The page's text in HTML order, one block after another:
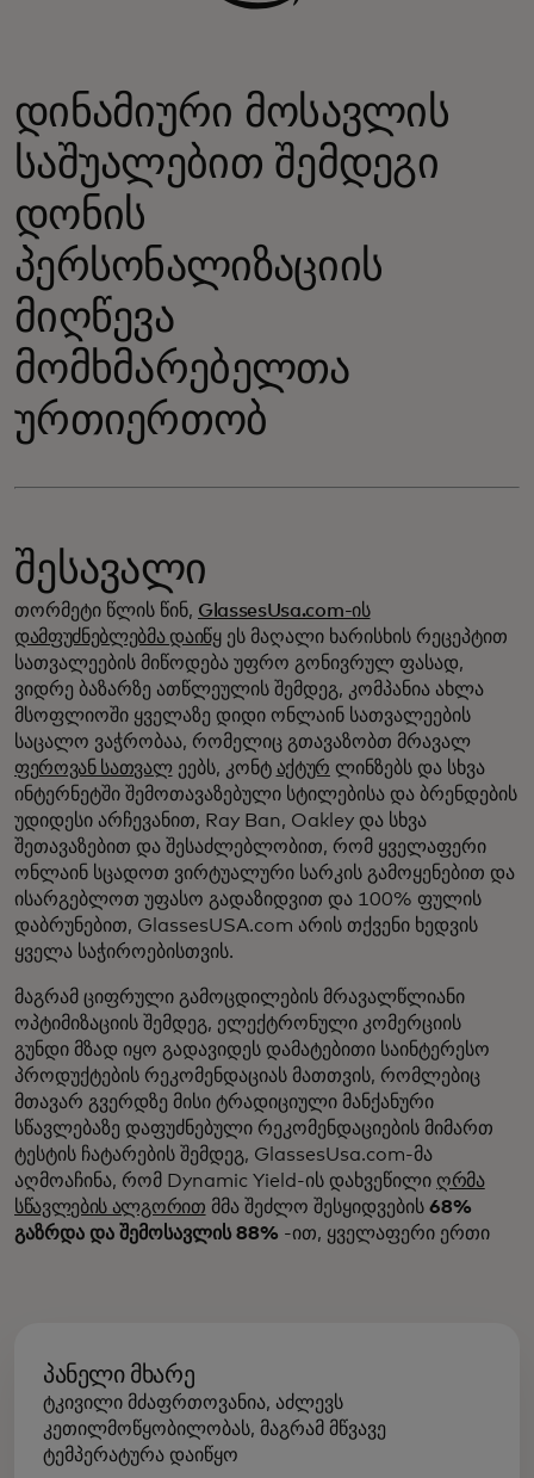
დინამიური მოსავლის
საშუალებით შემდეგი
დონის
პერსონალიზაციის
მიღწევა
მომხმარებელთა
ურთიერთობ
შესავალი
თორმეტი წლის წინ, GlassesUsa.com-ის
დამფუძნებლებმა დაიწყეს მაღალი ხარისხის რეცეპტით
სათვალეების მიწოდება უფრო გონივრულ ფასად,
ვიდრე ბაზარზე ათწლეულის შემდეგ, კომპანია ახლა
მსოფლიოში ყველაზე დიდი ონლაინ სათვალეების
საცალო ვაჭრობაა, რომელიც გთავაზობთ მრავალ
ფეროვან სათვალეებს, კონტ აქტურ ლინზებს და სხვა
ინტერნეტში შემოთავაზებული სტილებისა და ბრენდების
უდიდესი არჩევანით, Ray Ban, Oakley და სხვა
შეთავაზებით და შესაძლებლობით, რომ ყველაფერი
ონლაინ სცადოთ ვირტუალური სარკის გამოყენებით და
ისარგებლოთ უფასო გადაზიდვით და 100% ფულის
დაბრუნებით, GlassesUSA.com არის თქვენი ხედვის
ყველა საჭიროებისთვის.
მაგრამ ციფრული გამოცდილების მრავალწლიანი
ოპტიმიზაციის შემდეგ, ელექტრონული კომერციის
გუნდი მზად იყო გადავიდეს დამატებითი საინტერესო
პროდუქტების რეკომენდაციას მათთვის, რომლებიც
მთავარ გვერდზე მისი ტრადიციული მანქანური
სწავლებაზე დაფუძნებული რეკომენდაციების მიმართ
ტესტის ჩატარების შემდეგ, GlassesUsa.com-მა
აღმოაჩინა, რომ Dynamic Yield-ის დახვეწილი ღრმა
სწავლების ალგორით მმა შეძლო შესყიდვების 68%
გაზრდა და შემოსავლის 88% -ით, ყველაფერი ერთი
პანელი მხარე
ტკივილი მძაფრთოვანია, აძლევს
კეთილმოწყობილობას, მაგრამ მწვავე
ტემპერატურა დაიწყო